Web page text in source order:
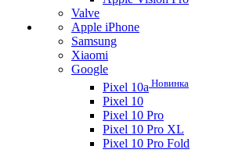
Valve
Apple iPhone
Samsung
Xiaomi
Google
Pixel 10a Новинка
Pixel 10
Pixel 10 Pro
Pixel 10 Pro XL
Pixel 10 Pro Fold